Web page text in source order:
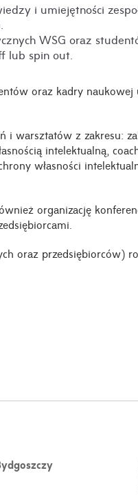
i umiejętności
WSG oraz
lub spin out.
oraz kadry naukowej
i warsztatów z zakresu:
intelektualną,
własności
organizację
oraz przedsiębiorców)